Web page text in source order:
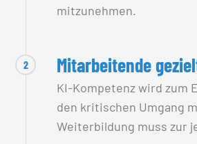
mitzunehmen.
2 Mitarbeitende
KI-Kompetenz wird zum
den kritischen Umgang
Weiterbildung muss zur